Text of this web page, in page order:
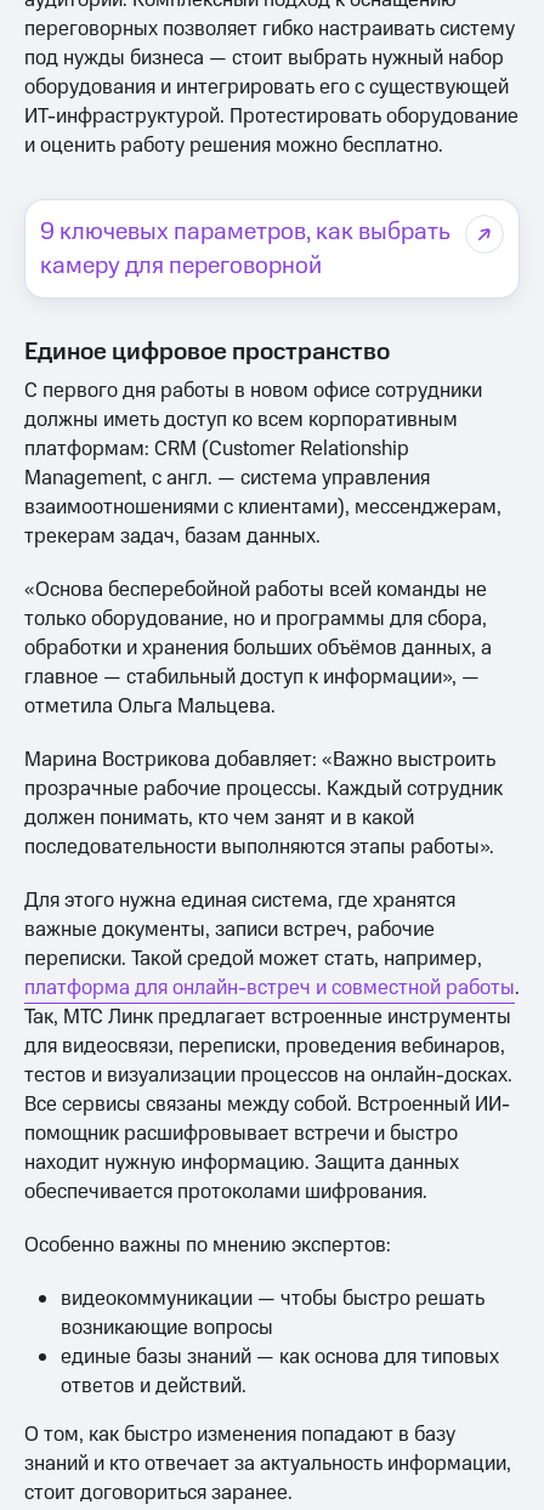
переговорных позволяет гибко настраивать систему
под нужды бизнеса — стоит выбрать нужный набор
оборудования и интегрировать его с существующей
ИТ-инфраструктурой. Протестировать оборудование
и оценить работу решения можно бесплатно.
9 ключевых параметров, как выбрать
камеру для переговорной
Единое цифровое пространство
С первого дня работы в новом офисе сотрудники
должны иметь доступ ко всем корпоративным
платформам: CRM (Customer Relationship
Management, с англ. — система управления
взаимоотношениями с клиентами), мессенджерам,
трекерам задач, базам данных.
«Основа бесперебойной работы всей команды не
только оборудование, но и программы для сбора,
обработки и хранения больших объёмов данных, а
главное — стабильный доступ к информации», —
отметила Ольга Мальцева.
Марина Вострикова добавляет: «Важно выстроить
прозрачные рабочие процессы. Каждый сотрудник
должен понимать, кто чем занят и в какой
последовательности выполняются этапы работы».
Для этого нужна единая система, где хранятся
важные документы, записи встреч, рабочие
переписки. Такой средой может стать, например,
платформа для онлайн-встреч и совместной работы.
Так, МТС Линк предлагает встроенные инструменты
для видеосвязи, переписки, проведения вебинаров,
тестов и визуализации процессов на онлайн-досках.
Все сервисы связаны между собой. Встроенный ИИ-
помощник расшифровывает встречи и быстро
находит нужную информацию. Защита данных
обеспечивается протоколами шифрования.
Особенно важны по мнению экспертов:
видеокоммуникации — чтобы быстро решать
возникающие вопросы
единые базы знаний — как основа для типовых
ответов и действий.
О том, как быстро изменения попадают в базу
знаний и кто отвечает за актуальность информации,
стоит договориться заранее.